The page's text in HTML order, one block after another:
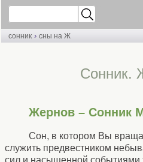
сонник › сны на Ж
Cонник.
Жернов – Сонник
Сон, в котором Вы
служить предвестником
сил и насыщенной